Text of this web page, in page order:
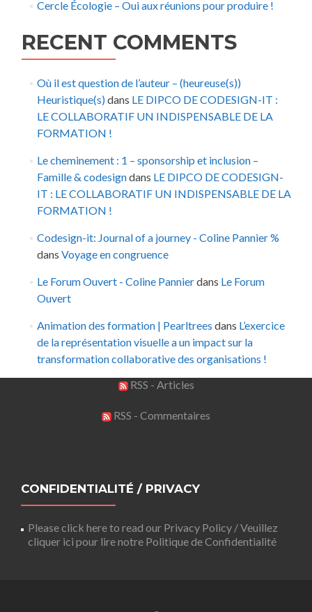
Cercle Écologie – Oui aux réunions pour produire !
RECENT COMMENTS
Où il est question de l’auteur – (heureuse(s))
Heuristique(s)dans LE DIPCO DE CODESIGN-IT :
LE COLLABORATIF UN INDISPENSABLE DE LA
FORMATION !
Le cheminement : 1 – sponsorship et inclusion –
Famille & codesigndans LE DIPCO DE CODESIGN-
IT : LE COLLABORATIF UN INDISPENSABLE DE LA
FORMATION !
Codesign-it: Journal of a journey - Coline Pannier %
dans Voyage en congruence
Le Forum Ouvert - Coline Pannierdans Le Forum
Ouvert
Animation des formation | Pearltrees dans L’exercice
de la représentation visuelle a un impact sur la
transformation collaborative des organisations !
RSS - Articles
RSS - Commentaires
CONFIDENTIALITÉ / PRIVACY
Please click here to read our Privacy Policy / Veuillez
cliquer ici pour lire notre Politique de Confidentialité